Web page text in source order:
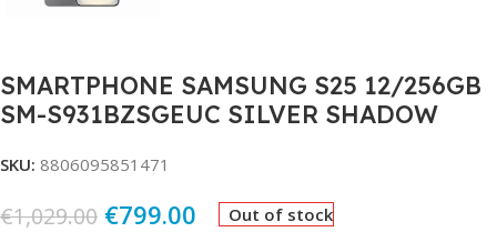
SMARTPHONE SAMSUNG S25 12/256GB
SM-S931BZSGEUC SILVER SHADOW
SKU: 8806095851471
€1,029.00 €799.00 Out of stock